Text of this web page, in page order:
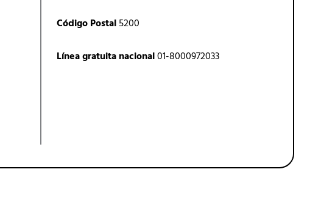
Código Postal 5200
Línea gratuita nacional01-8000972033